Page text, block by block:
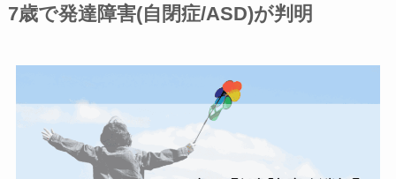
7歳で発達障害(自閉症/ASD)が判明